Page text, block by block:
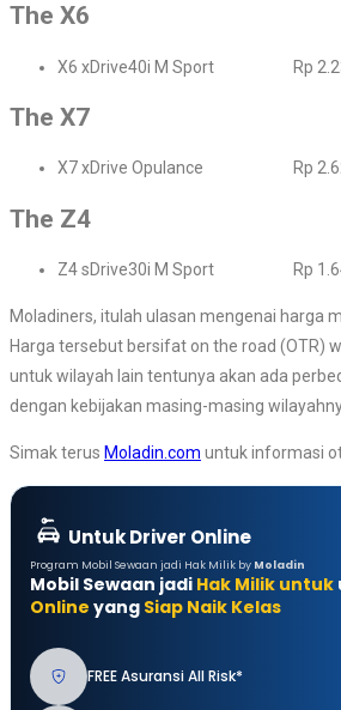
The X6
X6 xDrive40i M Sport Rp
The X7
X7 xDrive Opulance Rp
The Z4
Z4 sDrive30i M Sport Rp
Moladiners, itulah ulasan mengenai harga
Harga tersebut bersifat on the road (OTR)
untuk wilayah lain tentunya akan ada
dengan kebijakan masing-masing
Simak terus Moladin.com untuk informasi
Untuk Driver Online
Program Mobil Sewaan jadi Hak Milik by Moladin
Mobil Sewaan jadi Hak Milik untuk
Online yang Siap Naik Kelas
FREE Asuransi All Risk*